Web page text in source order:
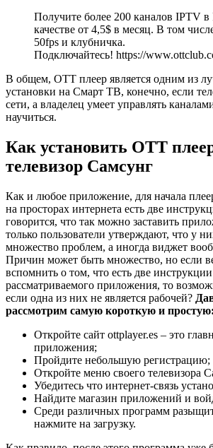
Получите более 200 каналов IPTV
качестве от 4,5$ в месяц. В том
50fps и клубничка.
Подключайтесь! https://
В общем, ОТТ плеер является одним из
установки на Смарт ТВ, конечно, если
сети, а владелец умеет управлять
научиться.
Как установить ОТТ
телевизор Самсунг
Как и любое приложение, для начала
на просторах интернета есть две
говорится, что так можно заставить
только пользователи утверждают, что у
множество проблем, а иногда виджет
Причин может быть множество, но если
вспомнить о том, что есть две
рассматриваемого приложения, то
если одна из них не является рабочей?
рассмотрим самую короткую и простую:
Откройте сайт ottplayer.es – это
приложения;
Пройдите небольшую регистрацию;
Откройте меню своего телевизора
Убедитесь что интернет-связь
Найдите магазин приложений и
Среди различных программ
нажмите на загрузку.